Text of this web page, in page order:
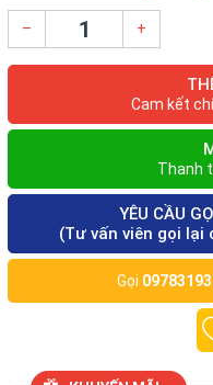
– +
Cam kết
Thanh
YÊU CẦU
(Tư vấn viên gọi lại
Gọi